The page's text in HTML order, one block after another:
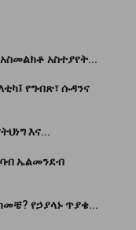
አስተያየት...
የግብጽ፣ ሱዳንና
እና...
ኤልመንደብ
የኃያላኑ ጥያቄ...